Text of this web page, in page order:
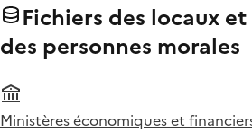
Fichiers des locaux
des personnes morales
Ministères économiques et